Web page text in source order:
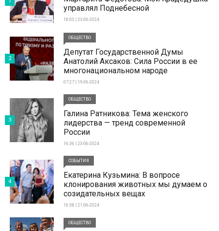
управлял Поднебесной
18:03 | 23-06-2024
ОБЩЕСТВО
Депутат Государственной Думы
Анатолий Аксаков: Сила России в ее
многонациональном народе
07:27 | 19-06-2024
2
ОБЩЕСТВО
Галина Ратникова: Тема женского
лидерства — тренд современной
России
16:36 | 23-06-2024
3
СОБЫТИЯ
Екатерина Кузьмина: В вопросе
клонирования животных мы думаем о
созидательных вещах
16:38 | 21-06-2024
4
ОБЩЕСТВО